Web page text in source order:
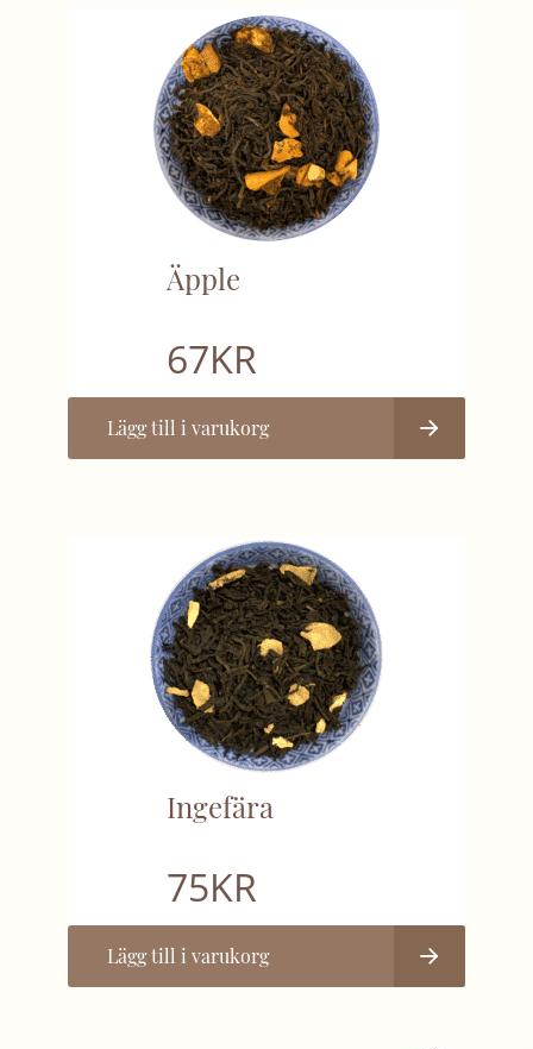
Äpple
67KR
Lägg till i varukorg
Ingefära
75KR
Lägg till i varukorg